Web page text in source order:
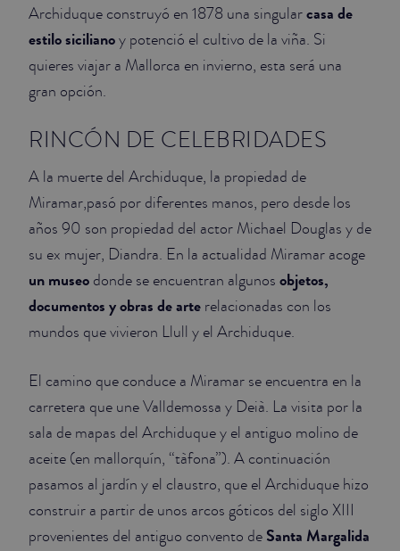
Archiduque construyó en 1878 una singularcasa de
estilo sicilianoy potenció el cultivo de la viña. Si
quieres viajar a Mallorca en invierno, esta será una
gran opción.
RINCÓN DE CELEBRIDADES
A la muerte del Archiduque, la propiedad de
Miramar,pasó por diferentes manos, pero desde los
años 90 son propiedad del actor Michael Douglas y de
su ex mujer, Diandra. En la actualidad Miramar acoge
un museo donde se encuentran algunos objetos,
documentos y obras de arte relacionadas con los
mundos que vivieron Llull y el Archiduque.
El camino que conduce a Miramar se encuentra en la
carretera que une Valldemossa y Deià. La visita por la
sala de mapas del Archiduque y el antiguo molino de
aceite (en mallorquín, “tàfona”). A continuación
pasamos al jardín y el claustro, que el Archiduque hizo
construir a partir de unos arcos góticos del siglo XIII
provenientes del antiguo convento de Santa Margalida